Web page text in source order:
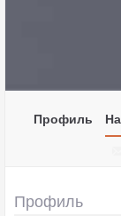
Профиль
Профиль